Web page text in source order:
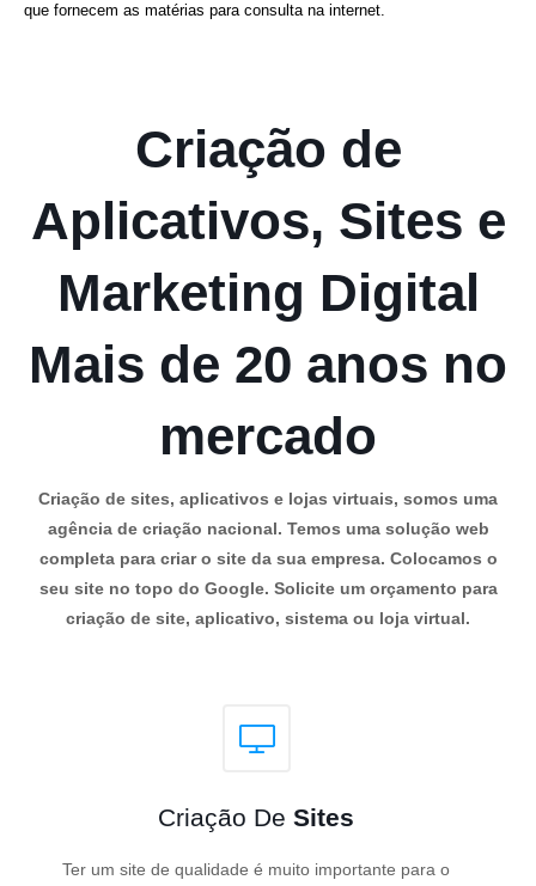
que fornecem as matérias para consulta na internet.
Criação de
Aplicativos, Sites e
Marketing Digital
Mais de 20 anos no
mercado
Criação de sites, aplicativos e lojas virtuais, somos uma
agência de criação nacional. Temos uma solução web
completa para criar o site da sua empresa. Colocamos o
seu site no topo do Google. Solicite um orçamento para
criação de site, aplicativo, sistema ou loja virtual.
Criação De Sites
Ter um site de qualidade é muito importante para o